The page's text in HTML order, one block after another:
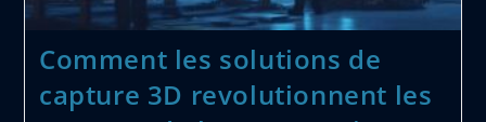
Comment les solutions de
capture 3D revolutionnent les